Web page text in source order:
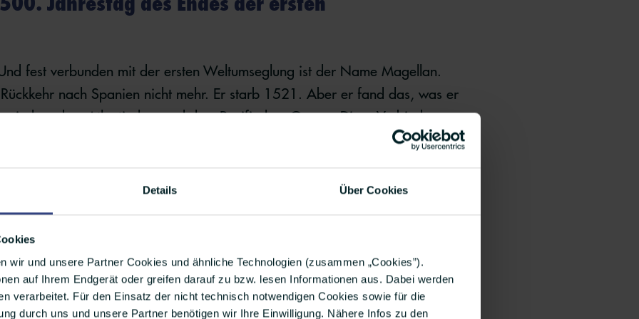
Details Über Cookies
wir und unsere Partner Cookies und ähnliche Technologien (zusammen „Cookies”).
auf Ihrem Endgerät oder greifen darauf zu bzw. lesen Informationen aus. Dabei werden
verarbeitet. Für den Einsatz der nicht technisch notwendigen Cookies sowie für die
durch uns und unsere Partner benötigen wir Ihre Einwilligung. Nähere Infos zu den
fest verbunden mit der ersten Weltumseglung ist der Name Magellan.
nach Spanien nicht mehr. Er starb 1521. Aber er fand das, was er
dem Atlantischen und dem Pazifischen Ozean. Diese Verbindung
die Magellanstraße.
der Ersten Hilfe
wie wichtig
relevant. Bei vielen von uns ist der letzte Erste-Hilfe-Kurs wahrscheinlich
der oder die eine von euch ja mal einen Auffrischungskurs. Ihr werdet